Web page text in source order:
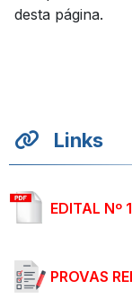
desta página.
Links
EDITAL Nº
PROVAS